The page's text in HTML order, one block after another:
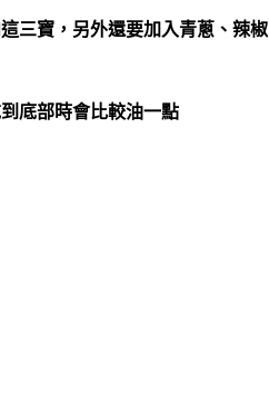
三寶，另外還要加入青蔥、辣椒
底部時會比較油一點